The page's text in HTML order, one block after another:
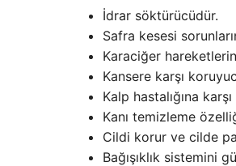
İdrar söktürücüdür.
Safra kesesi
Karaciğer
Kansere karşı
Kalp hastalığına
Kanı temizleme
Cildi korur ve cilde
Bağışıklık sistemini